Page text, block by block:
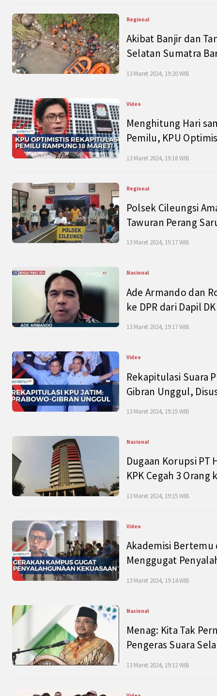
Regional
Akibat Banjir dan
Selatan Sumatra
13 Maret 2024, 19:20 WIB
Video
Menghitung Hari
Pemilu, KPU
13 Maret 2024, 19:18 WIB
Regional
Polsek Cileungsi
Tawuran Perang
13 Maret 2024, 19:17 WIB
Nasional
Ade Armando dan
ke DPR dari Dapil
13 Maret 2024, 19:17 WIB
Video
Rekapitulasi Suara
Gibran Unggul,
13 Maret 2024, 19:15 WIB
Nasional
Dugaan Korupsi PT
KPK Cegah 3 Orang
13 Maret 2024, 19:15 WIB
Video
Akademisi Bertemu
Menggugat
13 Maret 2024, 19:14 WIB
Nasional
Menag: Kita Tak
Pengeras Suara
13 Maret 2024, 19:12 WIB